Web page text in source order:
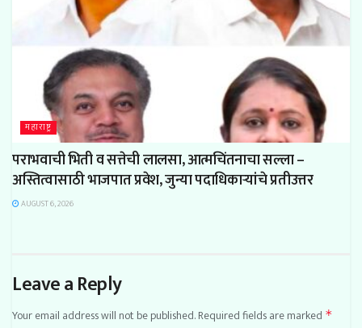
महाराष्ट्र
पराभवाची भिती व सत्तेची लालसा, आत्मचिंतनाचा सल्ला –
अस्तित्वासाठी भाजपात प्रवेश, जुन्या पदाधिकाऱ्यांचे प्रतीउत्तर
AUGUST 6, 2026
Leave a Reply
Your email address will not be published.Required fields are marked *